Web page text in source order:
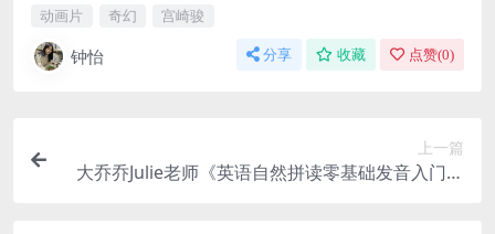
动画片
奇幻 宫崎骏
钟怡 分享 收藏 点赞(0)
上一篇
大乔乔Julie老师《英语自然拼读零基础发音入门课